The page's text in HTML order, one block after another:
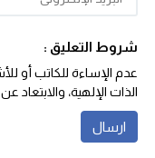
شروط التعليق :
عدم الإساءة للكاتب أو
الذات الإلهية،